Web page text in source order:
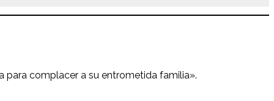
para complacer a su entrometida familia».